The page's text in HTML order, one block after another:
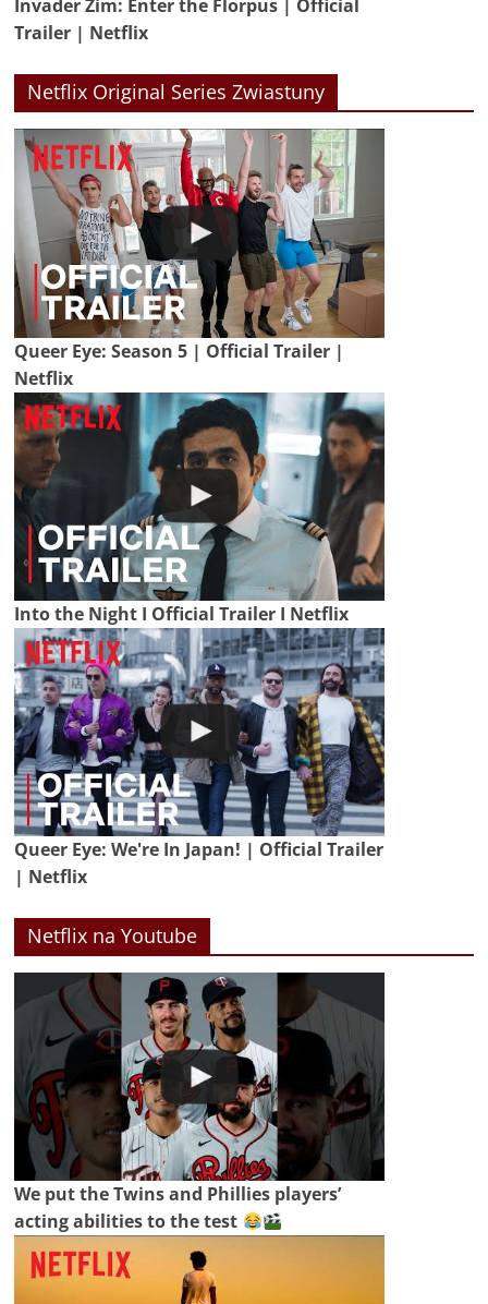
Invader Zim: Enter the Florpus | Official
Trailer | Netflix
Netflix Original Series Zwiastuny
Queer Eye: Season 5 | Official Trailer |
Netflix
Into the Night I Official Trailer I Netflix
Queer Eye: We're In Japan! | Official Trailer
| Netflix
Netflix na Youtube
We put the Twins and Phillies players’
acting abilities to the test